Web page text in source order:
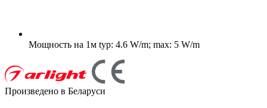
Мощность на 1м typ: 4.6 W/m; max: 5 W/m
Произведено в Беларуси